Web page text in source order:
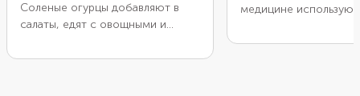
Соленые огурцы добавляют в
салаты, едят с овощными и
Не менее популярны
медицине используют
Душистую траву